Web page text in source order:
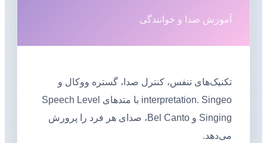
آموزش صدا و خوانندگی
تکنیک‌های تنفس، کنترل صدا، گستره ووکال و
interpretation. Singeo با متدهای Speech Level
Singing و Bel Canto، صدای هر فرد را پرورش
می‌دهد.